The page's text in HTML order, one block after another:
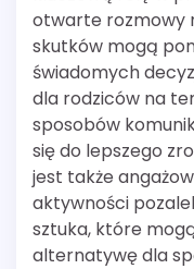
otwarte rozmowy
skutków mogą
świadomych
dla rodziców na
sposobów
się do lepszego
jest także
aktywności
sztuka, które
alternatywę dla